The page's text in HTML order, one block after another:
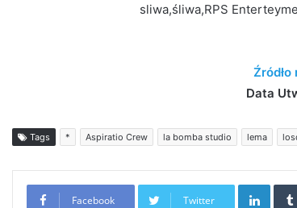
sliwa,śliwa,RPS
Źródło
Data
Tags * Aspiratio Crew la bomba studio lema
Facebook Twitter